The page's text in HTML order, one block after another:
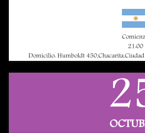
21:00
Domicilio: Humboldt